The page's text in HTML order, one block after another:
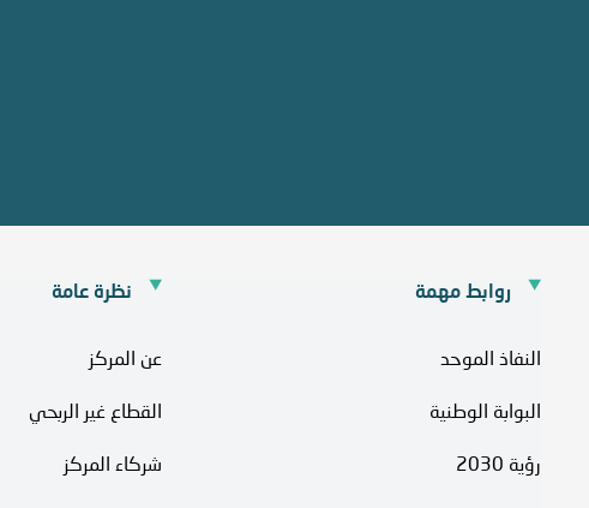
روابط مهمة
النفاذ الموحد
البوابة الوطنية
رؤية 2030
نظرة عامة
عن المركز
القطاع غير الربحي
شركاء المركز